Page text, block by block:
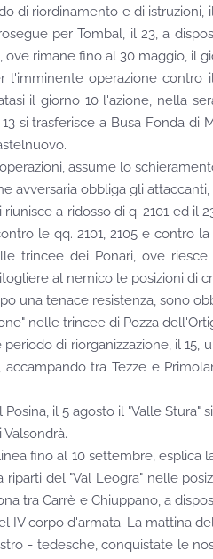
di riordinamento e di istruzioni,
per Tombal, il 23, a
ove rimane fino al 30 maggio, il
operazione contro il
il giorno 10 l'azione, nella
si trasferisce a Busa Fonda di
assume lo
avversaria obbliga gli
a ridosso di q. 2101 ed il
le qq. 2101, 2105 e contro
trincee dei Ponari, ove
al nemico le posizioni di
una tenace resistenza, sono
nelle trincee di Pozza
di riorganizzazione, il 15,
tra Tezze e
il 5 agosto il "Valle Stura"
Valsondrà.
fino al 10 settembre, esplica
riparti del "Val Leogra" nelle
tra Carrè e Chiuppano, a
IV corpo d'armata. La mattina
- tedesche, conquistate le